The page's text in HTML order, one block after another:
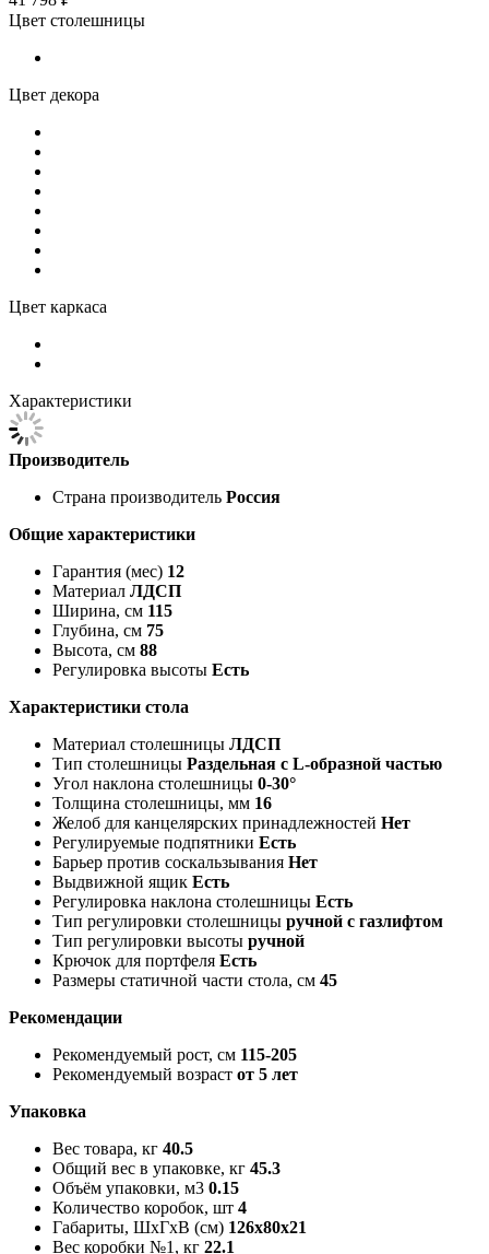
Цвет столешницы
Цвет декора
Цвет каркаса
Характеристики
Производитель
Страна производитель Россия
Общие характеристики
Гарантия (мес) 12
Материал ЛДСП
Ширина, см 115
Глубина, см 75
Высота, см 88
Регулировка высоты Есть
Характеристики стола
Материал столешницы ЛДСП
Тип столешницы Раздельная с L-образной частью
Угол наклона столешницы 0-30°
Толщина столешницы, мм 16
Желоб для канцелярских принадлежностей Нет
Регулируемые подпятники Есть
Барьер против соскальзывания Нет
Выдвижной ящик Есть
Регулировка наклона столешницы Есть
Тип регулировки столешницы ручной с газлифтом
Тип регулировки высоты ручной
Крючок для портфеля Есть
Размеры статичной части стола, см 45
Рекомендации
Рекомендуемый рост, см 115-205
Рекомендуемый возраст от 5 лет
Упаковка
Вес товара, кг 40.5
Общий вес в упаковке, кг 45.3
Объём упаковки, м3 0.15
Количество коробок, шт 4
Габариты, ШxГxВ (см) 126x80x21
Вес коробки №1, кг 22.1